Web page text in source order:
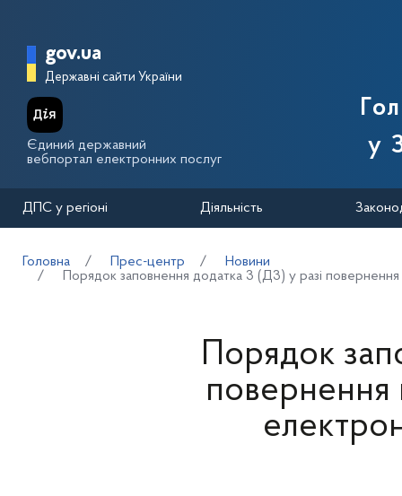
Головна сторінка Державної
gov.ua
Державні сайти України
Єдиний державний
вебпортал електронних послуг
у
ДПС у регіоні Діяльність
Головна Прес-центр
Новини
Порядок заповнення додатка 3 (Д3) у разі
Порядок
повернення